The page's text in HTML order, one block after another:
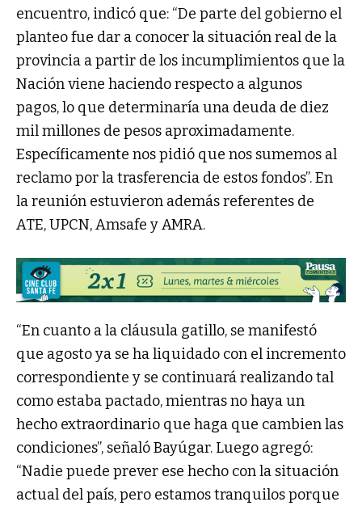
encuentro, indicó que: “De parte del gobierno el
planteo fue dar a conocer la situación real de la
provincia a partir de los incumplimientos que la
Nación viene haciendo respecto a algunos
pagos, lo que determinaría una deuda de diez
mil millones de pesos aproximadamente.
Específicamente nos pidió que nos sumemos al
reclamo por la trasferencia de estos fondos”. En
la reunión estuvieron además referentes de
ATE, UPCN, Amsafe y AMRA.
“En cuanto a la cláusula gatillo, se manifestó
que agosto ya se ha liquidado con el incremento
correspondiente y se continuará realizando tal
como estaba pactado, mientras no haya un
hecho extraordinario que haga que cambien las
condiciones”, señaló Bayúgar. Luego agregó:
“Nadie puede prever ese hecho con la situación
actual del país, pero estamos tranquilos porque